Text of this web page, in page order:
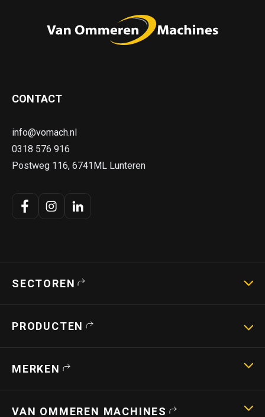
CONTACT
info@vomach.nl
0318 576 916
Postweg 116, 6741ML Lunteren
SECTOREN
Strotechniek
PRODUCTEN
Verreikers
MERKEN
Teagle
VAN OMMEREN MACHINES